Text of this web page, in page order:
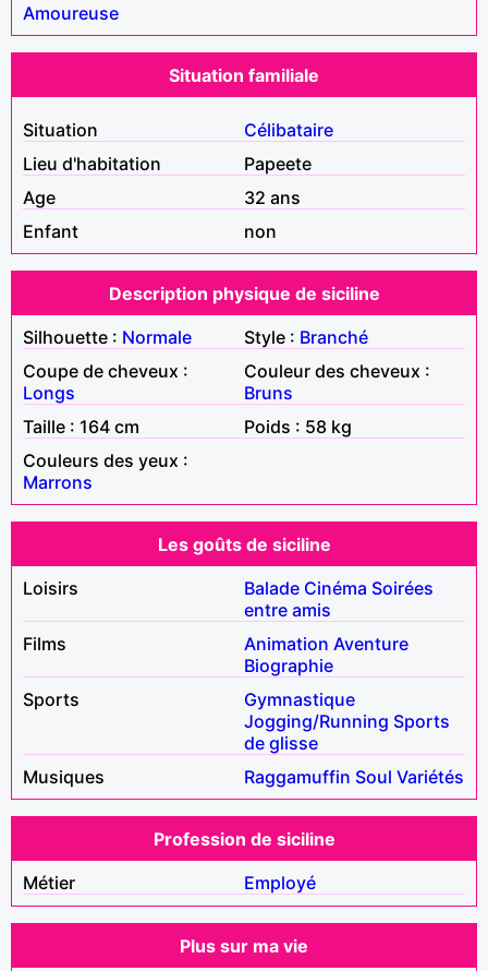
Amoureuse
Situation familiale
Situation
Célibataire
Lieu d'habitation
Papeete
Age
32 ans
Enfant
non
Description physique de siciline
Silhouette : Normale Style : Branché
Coupe de cheveux :
Longs
Couleur des cheveux :
Bruns
Taille : 164 cm
Poids : 58 kg
Couleurs des yeux :
Marrons
Les goûts de siciline
Loisirs
Balade Cinéma Soirées
entre amis
Films
Animation Aventure
Biographie
Sports
Gymnastique
Jogging/Running Sports
de glisse
Musiques
Raggamuffin Soul Variétés
Profession de siciline
Métier
Employé
Plus sur ma vie